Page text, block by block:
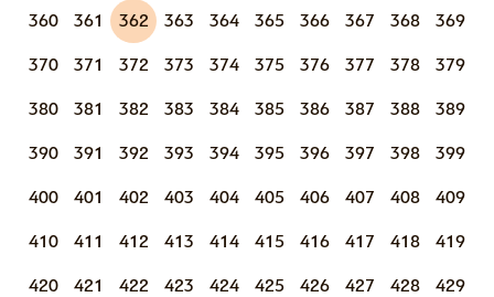
360 361 362 363 364 365 366 367 368 369
370 371 372 373 374 375 376 377 378 379
380 381 382 383 384 385 386 387 388 389
390 391 392 393 394 395 396 397 398 399
400 401 402 403 404 405 406 407 408 409
410 411 412 413 414 415 416 417 418 419
420 421 422 423 424 425 426 427 428 429